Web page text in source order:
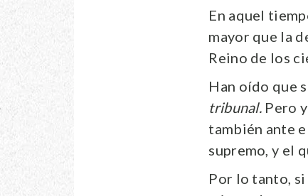
En aquel
mayor que la
Reino de los
Han oído que
tribunal. Pero
también ante
supremo, y el
Por lo tanto,